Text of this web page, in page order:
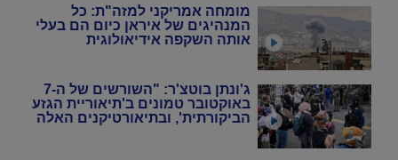
מומחה אמריקני למזה"ת: כל
המנהיגים של איראן כיום הם בעלי
אותה השקפה אידיאולוגית
ג'ונתן בוטצ'ר: "השורשים של ה-7
באוקטובר טמונים ב'תיאוריית הגזע
הביקורתית', ובתיאורטיקנים האלה